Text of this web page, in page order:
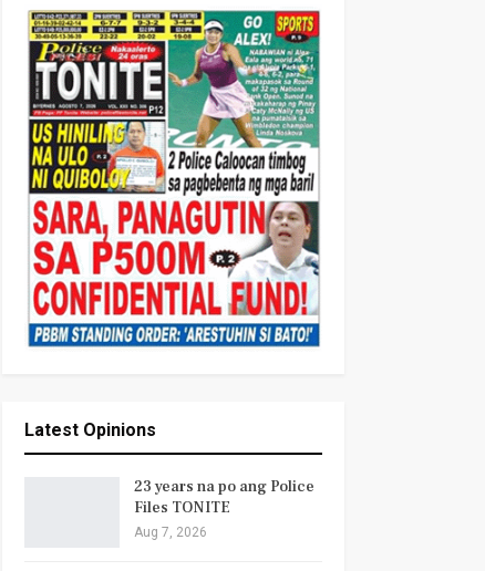
Latest Opinions
23 years na po ang Police
Files TONITE
Aug 7, 2026